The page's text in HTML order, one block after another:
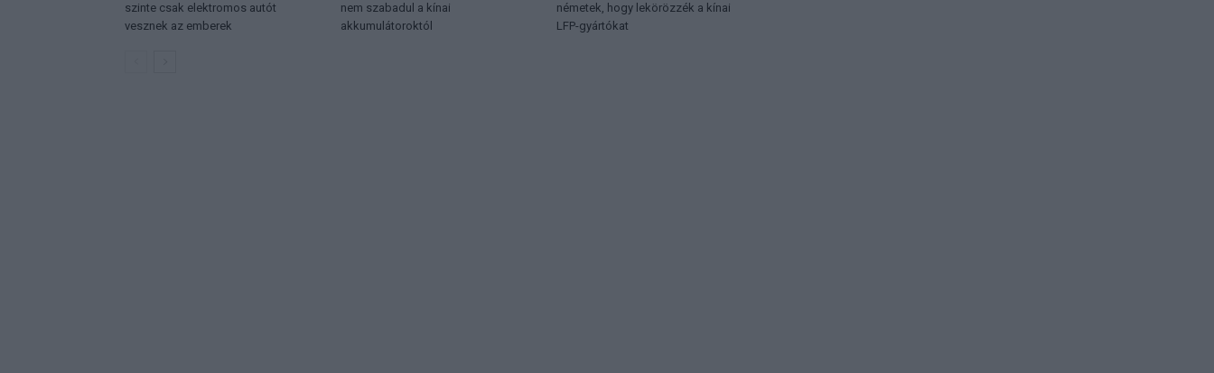
szinte csak elektromos autót
vesznek az emberek
nem szabadul a kínai
akkumulátoroktól
németek, hogy lekörözzék a kínai
LFP-gyártókat